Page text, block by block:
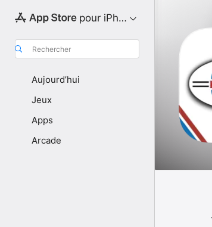
pour iPhone
Rechercher
Aujourd’hui
Jeux
Apps
Arcade